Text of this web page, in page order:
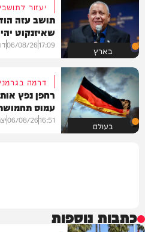
בארץ
יעזור
תושב עזה
שאיזנקוט
17:09
06/08/26
בעולם
דרמה
רחפן נפץ
עמוס
16:51
06/08/26
כתבות נוספות